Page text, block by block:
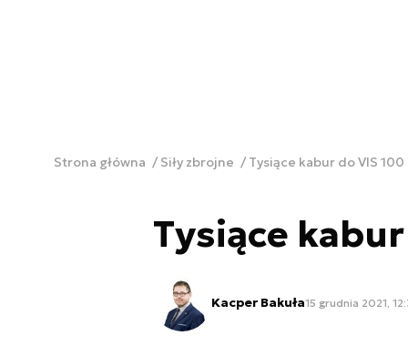
Strona główna Siły zbrojne Tysiące kabur do VIS
Tysiące
Kacper Bakuła15 grudnia 2021,